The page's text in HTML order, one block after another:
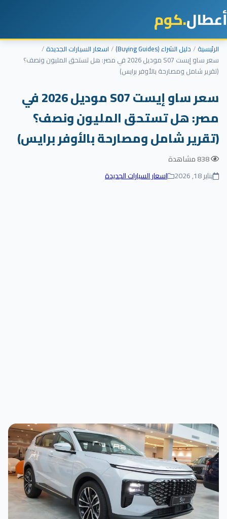
.كوم
دليل الشراء (Buying Guides)
اسعار السيارات الجديدة
سعر ساو إيست S07 موديل 2026 في مصر: هل تستحق المليون ونصف؟
شامل ومصارحة بالأوفر برايس)
سعر ساو إيست S07 موديل 2026 في
هل تستحق المليون ونصف؟
شامل ومصارحة بالأوفر برايس)
يناير 18, 2026 اسعار السيارات الجديدة